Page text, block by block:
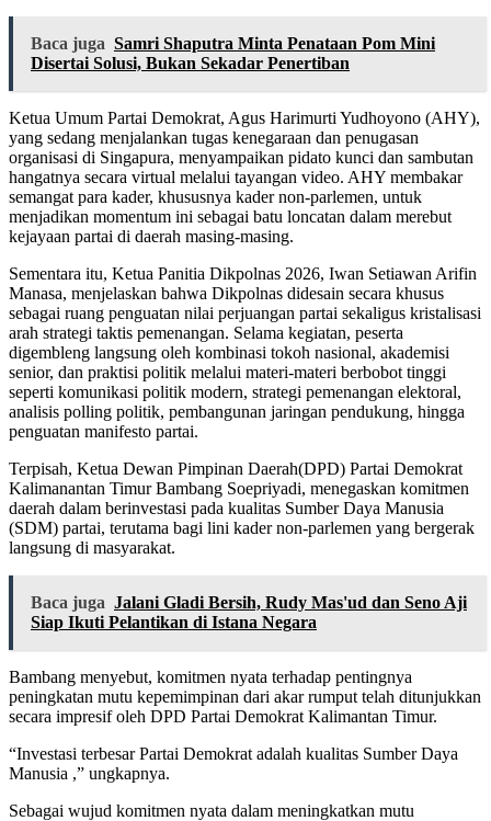
Baca juga Samri Shaputra Minta Penataan Pom Mini
Disertai Solusi, Bukan Sekadar Penertiban
Ketua Umum Partai Demokrat, Agus Harimurti Yudhoyono (AHY),
yang sedang menjalankan tugas kenegaraan dan penugasan
organisasi di Singapura, menyampaikan pidato kunci dan sambutan
hangatnya secara virtual melalui tayangan video. AHY membakar
semangat para kader, khususnya kader non-parlemen, untuk
menjadikan momentum ini sebagai batu loncatan dalam merebut
kejayaan partai di daerah masing-masing.
Sementara itu, Ketua Panitia Dikpolnas 2026, Iwan Setiawan Arifin
Manasa, menjelaskan bahwa Dikpolnas didesain secara khusus
sebagai ruang penguatan nilai perjuangan partai sekaligus kristalisasi
arah strategi taktis pemenangan. Selama kegiatan, peserta
digembleng langsung oleh kombinasi tokoh nasional, akademisi
senior, dan praktisi politik melalui materi-materi berbobot tinggi
seperti komunikasi politik modern, strategi pemenangan elektoral,
analisis polling politik, pembangunan jaringan pendukung, hingga
penguatan manifesto partai.
Terpisah, Ketua Dewan Pimpinan Daerah(DPD) Partai Demokrat
Kalimanantan Timur Bambang Soepriyadi, menegaskan komitmen
daerah dalam berinvestasi pada kualitas Sumber Daya Manusia
(SDM) partai, terutama bagi lini kader non-parlemen yang bergerak
langsung di masyarakat.
Baca juga Jalani Gladi Bersih, Rudy Mas'ud dan Seno Aji
Siap Ikuti Pelantikan di Istana Negara
Bambang menyebut, komitmen nyata terhadap pentingnya
peningkatan mutu kepemimpinan dari akar rumput telah ditunjukkan
secara impresif oleh DPD Partai Demokrat Kalimantan Timur.
“Investasi terbesar Partai Demokrat adalah kualitas Sumber Daya
Manusia ,” ungkapnya.
Sebagai wujud komitmen nyata dalam meningkatkan mutu